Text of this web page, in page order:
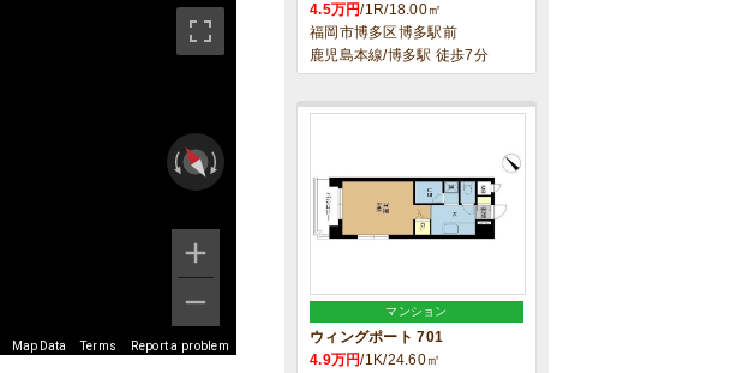
Map Data Terms Report a problem
4.5万円/1R/18.00㎡
福岡市博多区博多駅前
鹿児島本線/博多駅 徒歩7分
マンション
ウィングポート 701
4.9万円/1K/24.60㎡